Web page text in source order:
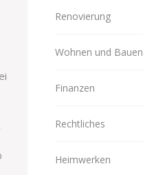
Renovierung
Wohnen und Bauen
Finanzen
Rechtliches
Heimwerken